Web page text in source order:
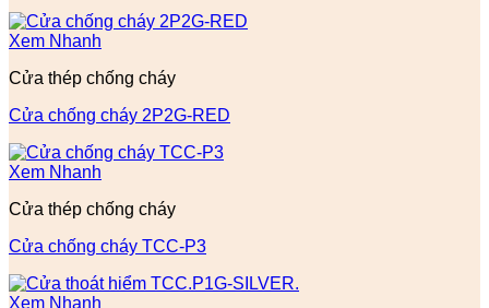
Xem Nhanh
Cửa thép chống cháy
Cửa chống cháy 2P2G-RED
Xem Nhanh
Cửa thép chống cháy
Cửa chống cháy TCC-P3
Xem Nhanh